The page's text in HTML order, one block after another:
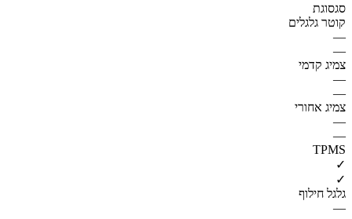
סגסוגת
קוטר גלגלים
—
—
צמיג קדמי
—
—
צמיג אחורי
—
—
TPMS
✓
✓
גלגל חילוף
—